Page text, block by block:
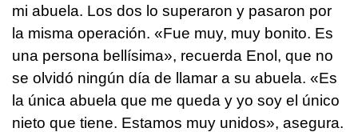
mi abuela. Los dos lo superaron y pasaron por
la misma operación. «Fue muy, muy bonito. Es
una persona bellísima», recuerda Enol, que no
se olvidó ningún día de llamar a su abuela. «Es
la única abuela que me queda y yo soy el único
nieto que tiene. Estamos muy unidos», asegura.